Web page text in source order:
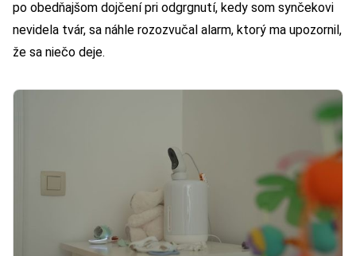
po obedňajšom dojčení pri odgrgnutí, kedy som synčekovi
nevidela tvár, sa náhle rozozvučal alarm, ktorý ma upozornil,
že sa niečo deje.